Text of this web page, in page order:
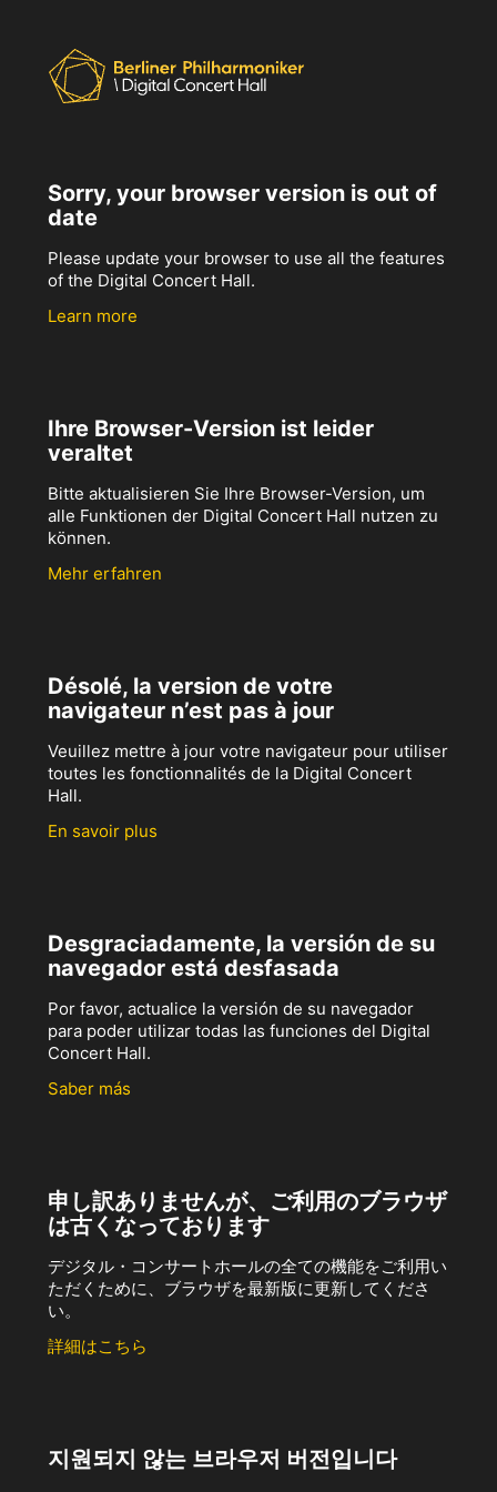
Sorry, your browser version is out of
date
Please update your browser to use all the features
of the Digital Concert Hall.
Learn more
Ihre Browser-Version ist leider
veraltet
Bitte aktualisieren Sie Ihre Browser-Version, um
alle Funktionen der Digital Concert Hall nutzen zu
können.
Mehr erfahren
Désolé, la version de votre
navigateur n’est pas à jour
Veuillez mettre à jour votre navigateur pour utiliser
toutes les fonctionnalités de la Digital Concert
Hall.
En savoir plus
Desgraciadamente, la versión de su
navegador está desfasada
Por favor, actualice la versión de su navegador
para poder utilizar todas las funciones del Digital
Concert Hall.
Saber más
申し訳ありませんが、ご利用のブラウザ
は古くなっております
デジタル・コンサートホールの全ての機能をご利用い
ただくために、ブラウザを最新版に更新してくださ
い。
詳細はこちら
지원되지 않는 브라우저 버전입니다